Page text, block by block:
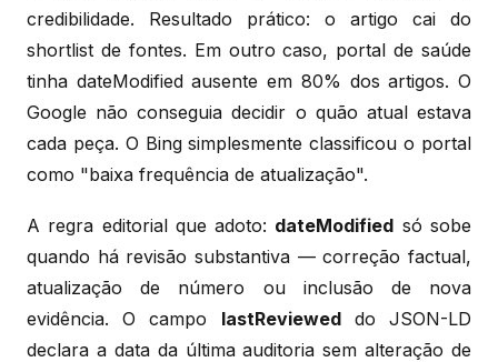
credibilidade. Resultado prático: o artigo cai do
shortlist de fontes. Em outro caso, portal de saúde
tinha dateModified ausente em 80% dos artigos. O
Google não conseguia decidir o quão atual estava
cada peça. O Bing simplesmente classificou o portal
como "baixa frequência de atualização".
A regra editorial que adoto: dateModified só sobe
quando há revisão substantiva — correção factual,
atualização de número ou inclusão de nova
evidência. O campo lastRevieweddo JSON-LD
declara a data da última auditoria sem alteração de